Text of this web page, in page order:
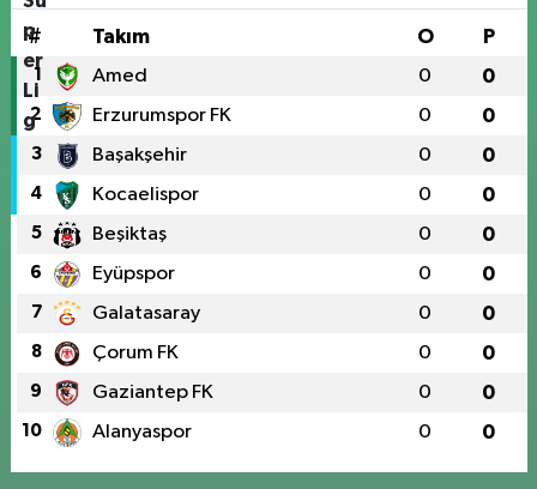
# Takım O P
1 Amed 0 0
2 Erzurumspor FK 0 0
3 Başakşehir 0 0
4 Kocaelispor 0 0
5 Beşiktaş 0 0
6 Eyüpspor 0 0
7 Galatasaray 0 0
8 Çorum FK 0 0
9 Gaziantep FK 0 0
10 Alanyaspor 0 0